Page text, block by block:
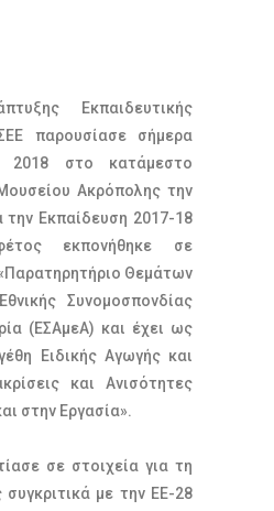
Εργασία
Εκπαιδευτικής
παρουσίασε σήμερα
2018 στο κατάμεστο
Ακρόπολης την
την Εκπαίδευση 2017-18
εκπονήθηκε σε
Θεμάτων
Συνομοσπονδίας
(ΕΣΑμεΑ) και έχει ως
Ειδικής Αγωγής και
και Ανισότητες
στην Εργασία».
σε στοιχεία για τη
με την ΕΕ-28